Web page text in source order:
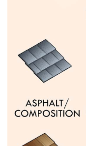
ĐỒNG HỒ ĐO
LƯU LƯỢNG
ỐNG MỀM
SƠN
RON CHỐNG
KEO ACRYLIC